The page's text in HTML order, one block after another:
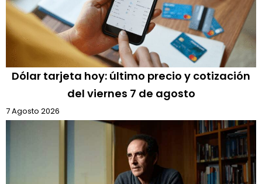
Dólar tarjeta hoy: último precio y cotización
del viernes 7 de agosto
7 Agosto 2026